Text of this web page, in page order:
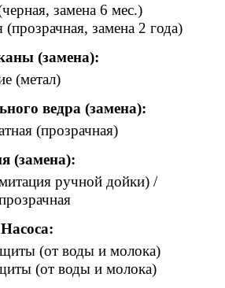
замена 6 мес.)
замена 2 года)
(замена):
(метал)
ведра (замена):
(прозрачная)
(замена):
ручной дойки) /
(от воды и молока)
(от воды и молока)